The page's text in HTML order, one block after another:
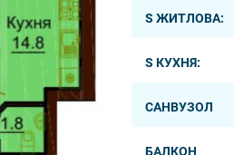
S ЖИТЛОВА:
S КУХНЯ:
САНВУЗОЛ
БАЛКОН